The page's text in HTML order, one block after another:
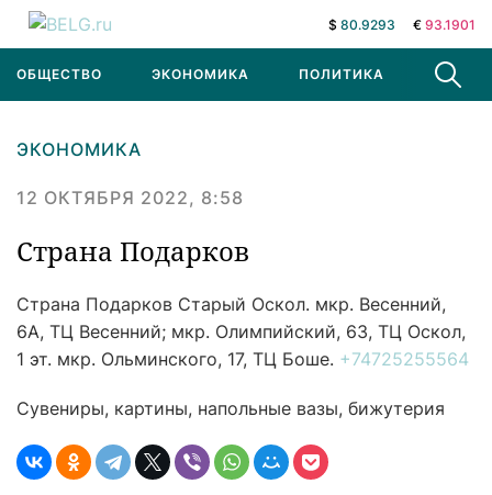
$ 80.9293 € 93.1901
ОБЩЕСТВО ЭКОНОМИКА ПОЛИТИКА В МИРЕ
ЭКОНОМИКА
12 ОКТЯБРЯ 2022, 8:58
Страна Подарков
Страна Подарков Старый Оскол. мкр. Весенний,
6А, ТЦ Весенний; мкр. Олимпийский, 63, ТЦ Оскол,
1 эт. мкр. Ольминского, 17, ТЦ Боше. +74725255564
Сувениры, картины, напольные вазы, бижутерия